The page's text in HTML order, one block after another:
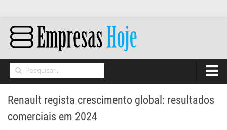
Home
Networking
Renault regista crescimento global: resultados
comerciais em 2024